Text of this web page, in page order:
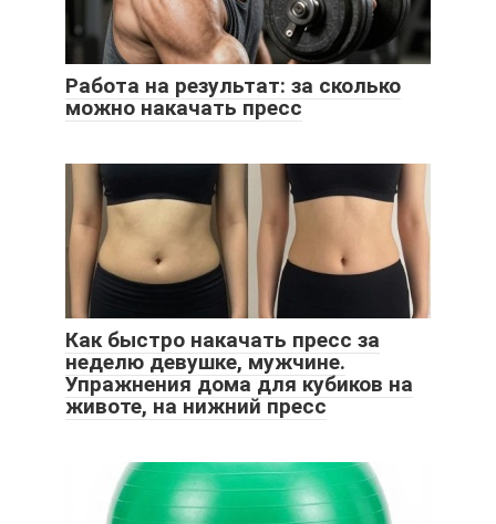
Работа на результат: за сколько
можно накачать пресс
Как быстро накачать пресс за
неделю девушке, мужчине.
Упражнения дома для кубиков на
животе, на нижний пресс